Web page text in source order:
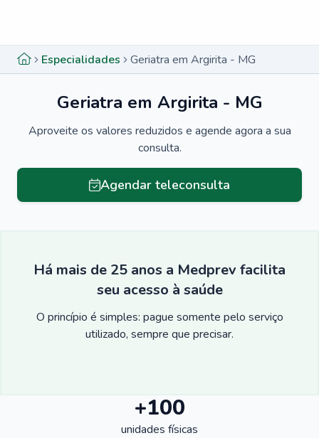
Especialidades Geriatra em Argirita - MG
Geriatra em Argirita - MG
Aproveite os valores reduzidos e agende agora a sua
consulta.
Agendar teleconsulta
Há mais de 25 anos a Medprev facilita
seu acesso à saúde
O princípio é simples: pague somente pelo serviço
utilizado, sempre que precisar.
+100
unidades físicas